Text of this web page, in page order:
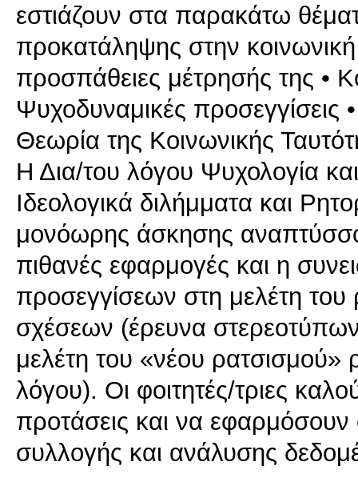
εστιάζουν στα παρακάτω
προκατάληψης στην
προσπάθειες μέτρησής της •
Ψυχοδυναμικές προσεγγίσεις
Θεωρία της Κοινωνικής
Η Δια/του λόγου Ψυχολογία
Ιδεολογικά διλήμματα και
μονόωρης άσκησης
πιθανές εφαρμογές και η
προσεγγίσεων στη μελέτη του
σχέσεων (έρευνα
μελέτη του «νέου ρατσισμού»
λόγου). Οι φοιτητές/τριες
προτάσεις και να
συλλογής και ανάλυσης